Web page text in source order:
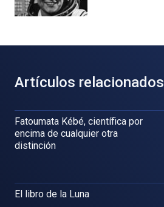
Artículos relacionados
Fatoumata Kébé, científica por
encima de cualquier otra
distinción
El libro de la Luna